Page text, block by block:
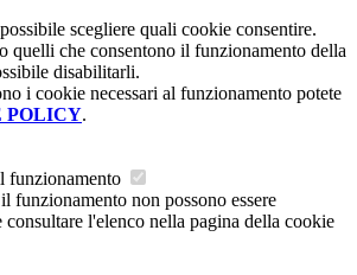
scegliere quali cookie consentire.
quelli che consentono il funzionamento della
disabilitarli.
i cookie necessari al funzionamento potete
POLICY.
funzionamento
funzionamento non possono essere
l'elenco nella pagina della cookie